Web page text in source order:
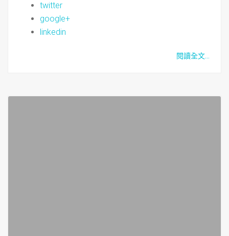
twitter
google+
linkedin
閱讀全文...